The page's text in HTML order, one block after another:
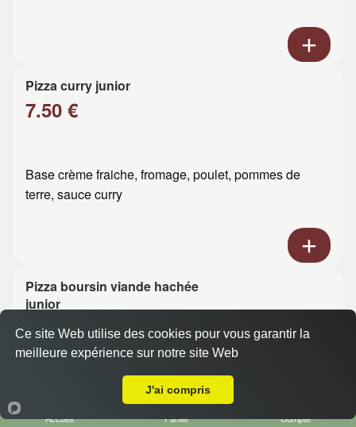
Pizza curry junior
7.50 €
Base crème fraiche, fromage, poulet, pommes de
terre, sauce curry
Pizza boursin viande hachée
junior
7.50 €
Base crème fraiche, fromage, viande hachée, boursin
Accueil Panier Compte
Ce site Web utilise des cookies pour vous garantir la
meilleure expérience sur notre site Web
J'ai compris